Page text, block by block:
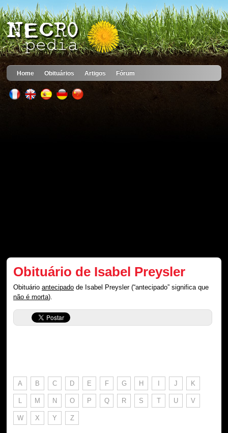
Home Obituários Artigos Fórum
Obituário de Isabel Preysler
Obituárioantecipado de Isabel Preysler (“antecipado” significa que
não é morta).
A B C D E F G H I J K
L M N O P Q R S T U V
W X Y Z